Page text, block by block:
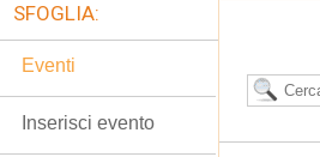
SFOGLIA:
Eventi
Inserisci evento